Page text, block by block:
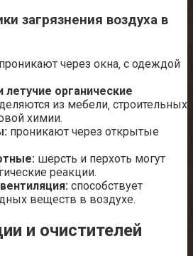
загрязнения воздуха в
проникают через окна‚ с одеждой
органические
из мебели‚ строительных
химии.
проникают через открытые
шерсть и перхоть могут
реакции.
способствует
веществ в воздухе.
и очистителей